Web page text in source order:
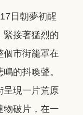
日朝夢初醒
緊接著猛烈的
個市街籠罩在
的抖喚聲。
呈現一片荒原
物破片，在一